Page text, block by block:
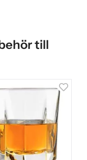
till